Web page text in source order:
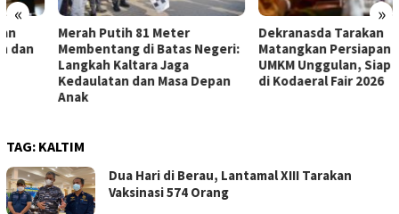
« »
Merah Putih 81 Meter
Membentang di Batas Negeri:
Langkah Kaltara Jaga
Kedaulatan dan Masa Depan
Dekranasda Tarakan
Matangkan Persiapan Produk
UMKM Unggulan, Siap Tampil
di Kodaeral Fair 2026
TAG: KALTIM
Dua Hari di Berau, Lantamal XIII Tarakan
Vaksinasi 574 Orang